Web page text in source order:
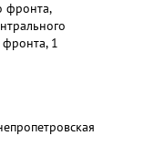
фронта,
1